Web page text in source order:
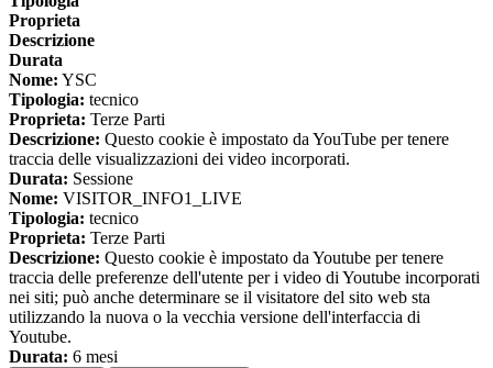
Proprieta
Descrizione
Durata
Nome: YSC
Tipologia: tecnico
Proprieta: Terze Parti
Descrizione: Questo cookie è impostato da YouTube per tenere
traccia delle visualizzazioni dei video incorporati.
Durata: Sessione
Nome: VISITOR_INFO1_LIVE
Tipologia: tecnico
Proprieta: Terze Parti
Descrizione: Questo cookie è impostato da Youtube per tenere
traccia delle preferenze dell'utente per i video di Youtube incorporati
nei siti; può anche determinare se il visitatore del sito web sta
utilizzando la nuova o la vecchia versione dell'interfaccia di
Youtube.
Durata: 6 mesi